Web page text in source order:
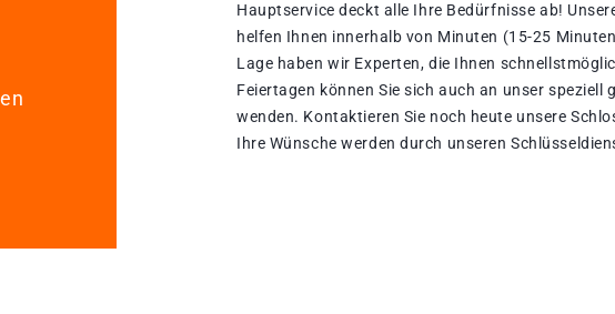
Hauptservice deckt alle Ihre Bedürfnisse ab!
helfen Ihnen innerhalb von Minuten (15-25
Lage haben wir Experten, die Ihnen
Feiertagen können Sie sich auch an unser speziell
wenden. Kontaktieren Sie noch heute unsere
Ihre Wünsche werden durch unseren